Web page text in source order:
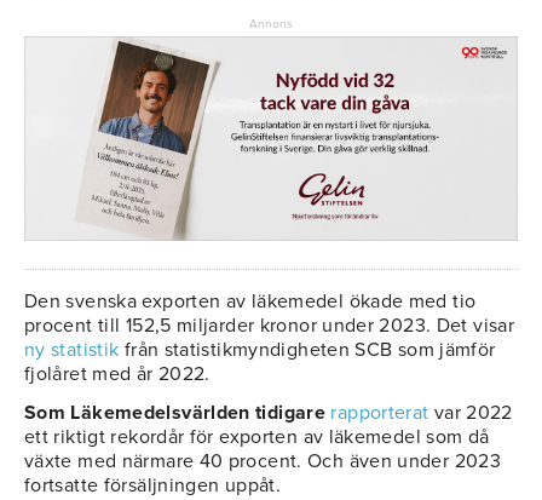
Annons
Den svenska exporten av läkemedel ökade med tio
procent till 152,5 miljarder kronor under 2023. Det visar
ny statistik från statistikmyndigheten SCB som jämför
fjolåret med år 2022.
Som Läkemedelsvärlden tidigare rapporterat var 2022
ett riktigt rekordår för exporten av läkemedel som då
växte med närmare 40 procent. Och även under 2023
fortsatte försäljningen uppåt.